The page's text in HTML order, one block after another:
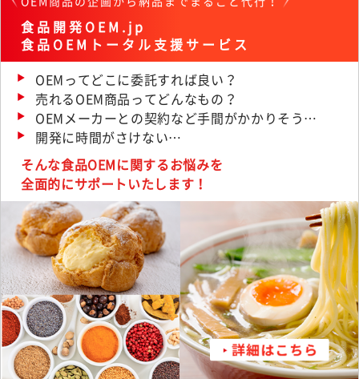
食品開発OEM.jp
食品OEMトータル支援サービス
OEMってどこに委託すれば良い？
売れるOEM商品ってどんなもの？
OEMメーカーとの契約など手間がかかりそう…
開発に時間がさけない…
そんな食品OEMに関するお悩みを
全面的にサポートいたします！